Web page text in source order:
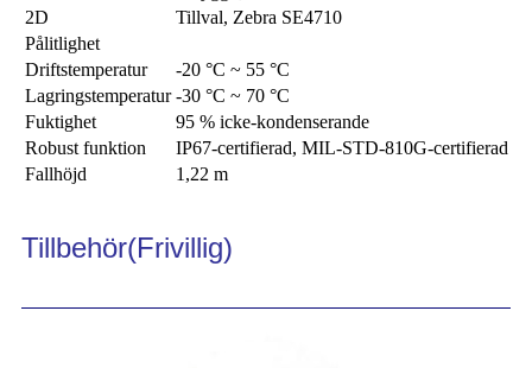
2D
Tillval, Zebra SE4710
Pålitlighet
Driftstemperatur
-20 °C ~ 55 °C
Lagringstemperatur -30 °C ~ 70 °C
Fuktighet
95 % icke-kondenserande
Robust funktion
IP67-certifierad, MIL-STD-810G-certifierad
Fallhöjd
1,22 m
Tillbehör(Frivillig)